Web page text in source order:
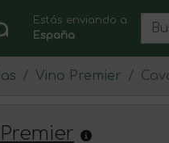
Estás enviando a:
España
Vino Premier